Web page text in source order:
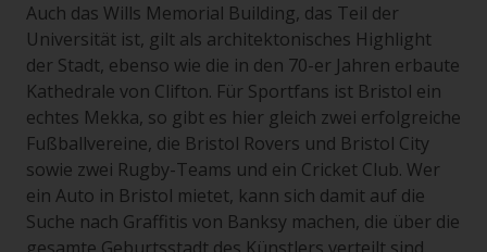
Auch das Wills Memorial Building, das Teil der
Universität ist, gilt als architektonisches Highlight
der Stadt, ebenso wie die in den 70-er Jahren erbaute
Kathedrale von Clifton. Für Sportfans ist Bristol ein
echtes Mekka, so gibt es hier gleich zwei erfolgreiche
Fußballvereine, die Bristol Rovers und Bristol City
sowie zwei Rugby-Teams und ein Cricket Club. Wer
ein Auto in Bristol mietet, kann sich damit auf die
Suche nach Graffitis von Banksy machen, die über die